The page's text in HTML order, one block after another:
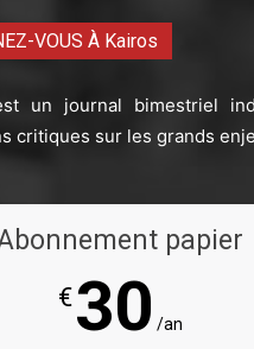
VOUS À Kairos
un journal bimestriel
critiques sur les grands
papier
€30 /an